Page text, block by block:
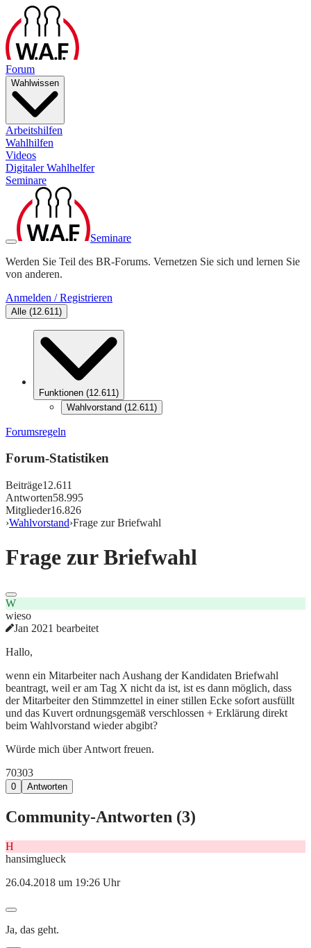
Forum
Wahlwissen
Arbeitshilfen
Wahlhilfen
Videos
Digitaler Wahlhelfer
Seminare
Seminare
Werden Sie Teil des BR-Forums. Vernetzen Sie sich und lernen Sie
von anderen.
Anmelden / Registrieren
Alle (12.611)
Funktionen (12.611)
Wahlvorstand (12.611)
Forumsregeln
Forum-Statistiken
Beiträge12.611
Antworten58.995
Mitglieder16.826
›Wahlvorstand›Frage zur Briefwahl
Frage zur Briefwahl
W
wieso
Jan 2021 bearbeitet
Hallo,
wenn ein Mitarbeiter nach Aushang der Kandidaten Briefwahl
beantragt, weil er am Tag X nicht da ist, ist es dann möglich, dass
der Mitarbeiter den Stimmzettel in einer stillen Ecke sofort ausfüllt
und das Kuvert ordnungsgemäß verschlossen + Erklärung direkt
beim Wahlvorstand wieder abgibt?
Würde mich über Antwort freuen.
70303
0 Antworten
Community-Antworten (3)
H
hansimglueck
26.04.2018 um 19:26 Uhr
Ja, das geht.